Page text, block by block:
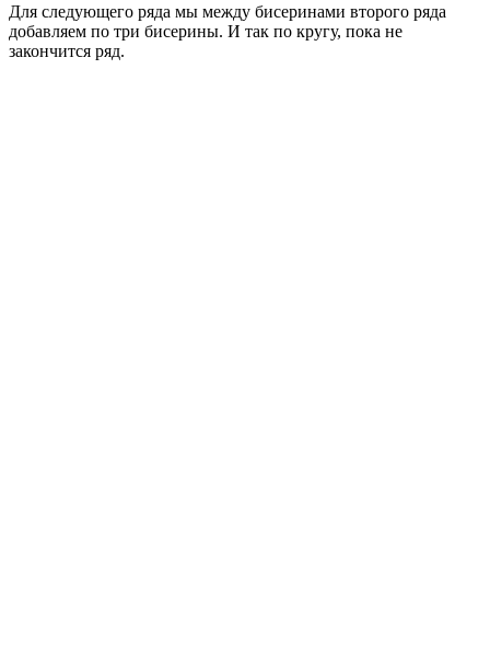
Для следующего ряда мы между бисеринами второго ряда
добавляем по три бисерины. И так по кругу, пока не
закончится ряд.